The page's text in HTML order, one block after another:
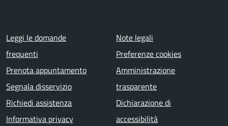
Menu piè di pagina
Leggi le domande
frequenti
Prenota appuntamento
Segnala disservizio
Richiedi assistenza
Informativa privacy
Note legali
Preferenze cookies
Amministrazione
trasparente
Dichiarazione di
accessibilità